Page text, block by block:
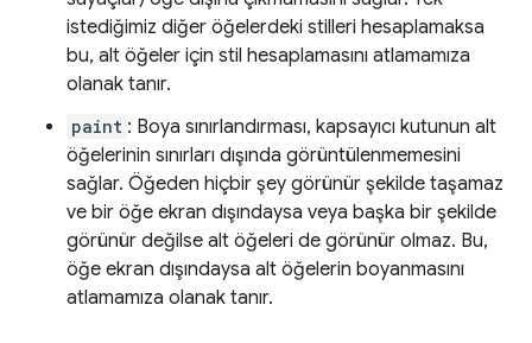
istediğimiz diğer öğelerdeki stilleri hesaplamaksa
bu, alt öğeler için stil hesaplamasını atlamamıza
olanak tanır.
paint : Boya sınırlandırması, kapsayıcı kutunun alt
öğelerinin sınırları dışında görüntülenmemesini
sağlar. Öğeden hiçbir şey görünür şekilde taşamaz
ve bir öğe ekran dışındaysa veya başka bir şekilde
görünür değilse alt öğeleri de görünür olmaz. Bu,
öğe ekran dışındaysa alt öğelerin boyanmasını
atlamamıza olanak tanır.